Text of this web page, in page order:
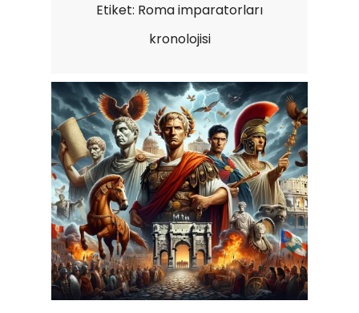
Etiket: Roma imparatorları
kronolojisi